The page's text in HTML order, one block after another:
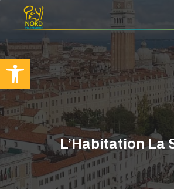
Ouvrir la barre
L’Habitation La